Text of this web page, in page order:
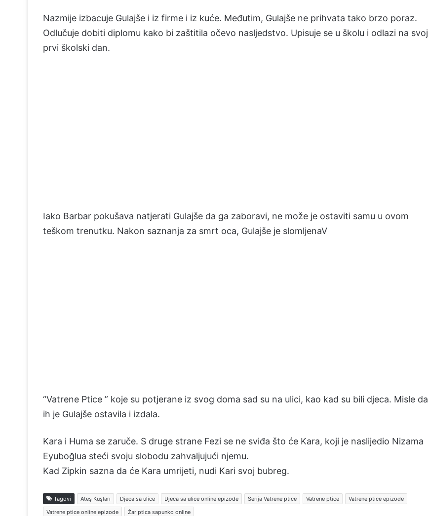
Nazmije izbacuje Gulajše i iz firme i iz kuće. Međutim, Gulajše ne prihvata tako brzo poraz.
Odlučuje dobiti diplomu kako bi zaštitila očevo nasljedstvo. Upisuje se u školu i odlazi na svoj
prvi školski dan.
Iako Barbar pokušava natjerati Gulajše da ga zaboravi, ne može je ostaviti samu u ovom
teškom trenutku. Nakon saznanja za smrt oca, Gulajše je slomljenaV
“Vatrene Ptice ” koje su potjerane iz svog doma sad su na ulici, kao kad su bili djeca. Misle da
ih je Gulajše ostavila i izdala.
Kara i Huma se zaruče. S druge strane Fezi se ne sviđa što će Kara, koji je naslijedio Nizama
Eyuboğlua steći svoju slobodu zahvaljujući njemu.
Kad Zipkin sazna da će Kara umrijeti, nudi Kari svoj bubreg.
Tagovi Ateş Kuşları Djeca sa ulice Djeca sa ulice online epizode Serija Vatrene ptice Vatrene ptice
Vatrene ptice epizode
Vatrene ptice online epizode
Žar ptica sapunko online